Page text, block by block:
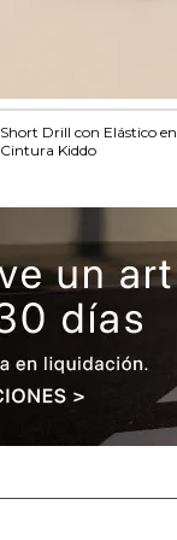
Short Drill con Elástico en
Cintura Kiddo